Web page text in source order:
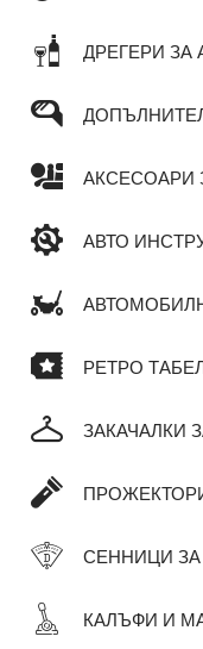
ДРЕГЕРИ ЗА
АКСЕСОАРИ
АВТО
РЕТРО
ЗАКАЧАЛКИ
СЕННИЦИ
КАЛЪФИ И